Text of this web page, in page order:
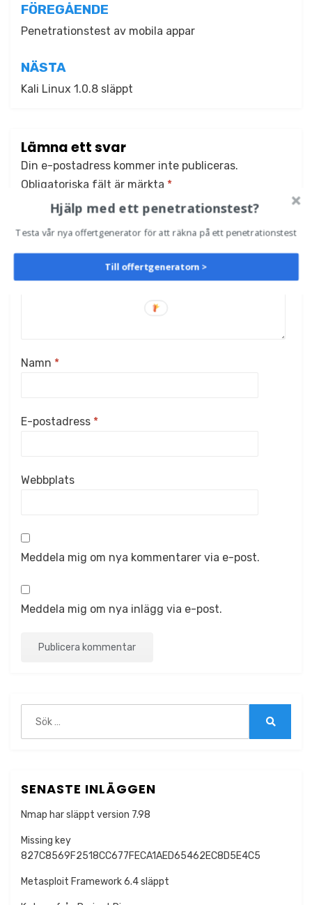
Inläggsnavigering
FÖREGÅENDE
Penetrationstest av mobila appar
NÄSTA
Kali Linux 1.0.8 släppt
Lämna ett svar
Din e-postadress kommer inte publiceras.
Obligatoriska fält är märkta *
Kommentar *
Namn *
E-postadress *
Webbplats
Meddela mig om nya kommentarer via e-post.
Meddela mig om nya inlägg via e-post.
efter:
SENASTE INLÄGGEN
Nmap har släppt version 7.98
Missing key
827C8569F2518CC677FECA1AED65462EC8D5E4C5
Metasploit Framework 6.4 släppt
Hjälp med ett penetrationstest?
Testa vår nya offertgenerator för att räkna på ett penetrationstest
Till offertgeneratorn >